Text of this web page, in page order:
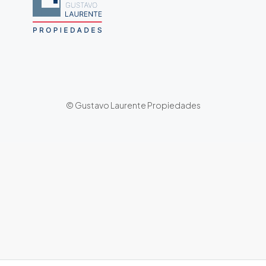
© Gustavo Laurente Propiedades